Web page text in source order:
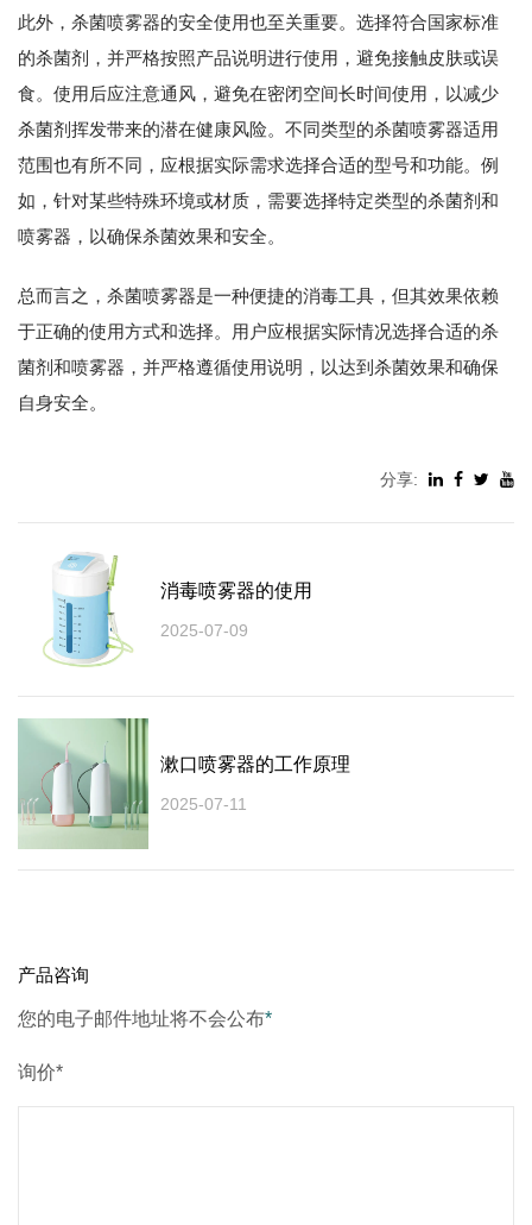
此外，杀菌喷雾器的安全使用也至关重要。选择符合国家标准
的杀菌剂，并严格按照产品说明进行使用，避免接触皮肤或误
食。使用后应注意通风，避免在密闭空间长时间使用，以减少
杀菌剂挥发带来的潜在健康风险。不同类型的杀菌喷雾器适用
范围也有所不同，应根据实际需求选择合适的型号和功能。例
如，针对某些特殊环境或材质，需要选择特定类型的杀菌剂和
喷雾器，以确保杀菌效果和安全。
总而言之，杀菌喷雾器是一种便捷的消毒工具，但其效果依赖
于正确的使用方式和选择。用户应根据实际情况选择合适的杀
菌剂和喷雾器，并严格遵循使用说明，以达到杀菌效果和确保
自身安全。
分享:
消毒喷雾器的使用
2025-07-09
漱口喷雾器的工作原理
2025-07-11
产品咨询
您的电子邮件地址将不会公布*
询价*